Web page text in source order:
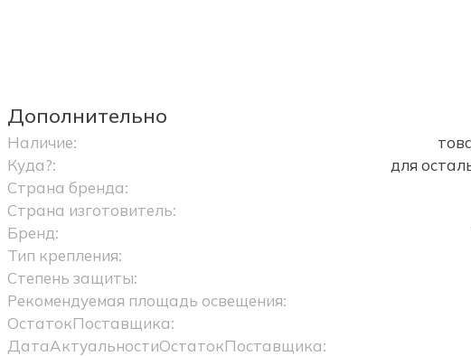
Дополнительно
Наличие:
Куда?:
для
Страна бренда:
Страна изготовитель:
Бренд:
Тип крепления:
Степень защиты:
Рекомендуемая площадь освещения:
ОстатокПоставщика:
ДатаАктуальностиОстатокПоставщика: